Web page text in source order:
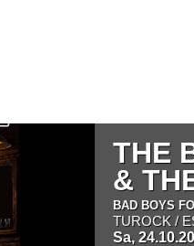
THE
&
BAD BOYS
TUROCK /
Sa,